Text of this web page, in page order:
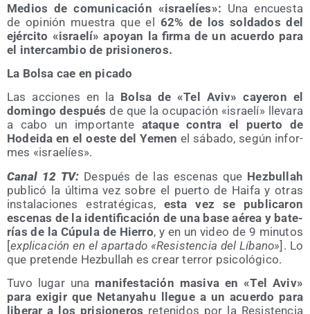
Medios de comu­ni­ca­ción «israe­líes»: Una encues­ta
de opi­nión mues­tra que el 62% de los sol­da­dos del
ejér­ci­to «israe­lí» apo­yan la fir­ma de un acuer­do para
el inter­cam­bio de prisioneros.
La Bol­sa cae en picado
Las accio­nes en la Bol­sa de «Tel Aviv» caye­ron el
domin­go des­pués de que la ocu­pa­ción «israe­lí» lle­va­ra
a cabo un impor­tan­te ata­que con­tra el puer­to de
Hodei­da en el oes­te del Yemen el sába­do, según infor­
mes «israe­líes».
Canal 12 TV: Des­pués de las esce­nas que Hez­bu­llah
publi­có la últi­ma vez sobre el puer­to de Hai­fa y otras
ins­ta­la­cio­nes estra­té­gi­cas, esta vez se publi­ca­ron
esce­nas de la iden­ti­fi­ca­ción de una base aérea y bate­
rías de la Cúpu­la de Hie­rro, y en un video de 9 minu­tos
[expli­ca­ción en el apar­ta­do «Resis­ten­cia del Líbano»]. Lo
que pre­ten­de Hez­bu­llah es crear terror psicológico.
Tuvo lugar una mani­fes­ta­ción masi­va en «Tel Aviv»
para exi­gir que Netan­yahu lle­gue a un acuer­do para
libe­rar a los pri­sio­ne­ros rete­ni­dos por la Resis­ten­cia